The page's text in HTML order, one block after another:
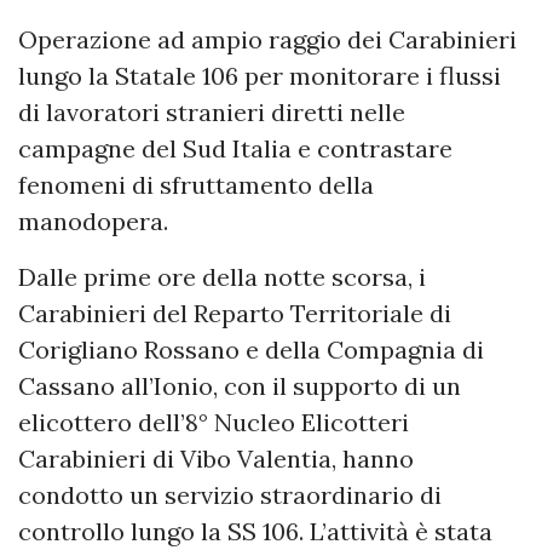
Operazione ad ampio raggio dei Carabinieri
lungo la Statale 106 per monitorare i flussi
di lavoratori stranieri diretti nelle
campagne del Sud Italia e contrastare
fenomeni di sfruttamento della
manodopera.
Dalle prime ore della notte scorsa, i
Carabinieri del Reparto Territoriale di
Corigliano Rossano e della Compagnia di
Cassano all’Ionio, con il supporto di un
elicottero dell’8° Nucleo Elicotteri
Carabinieri di Vibo Valentia, hanno
condotto un servizio straordinario di
controllo lungo la SS 106. L’attività è stata